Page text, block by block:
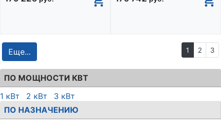
Еще... 1 2 3
ПО МОЩНОСТИ КВТ
1 кВт
2 кВт
3 кВт
ПО НАЗНАЧЕНИЮ